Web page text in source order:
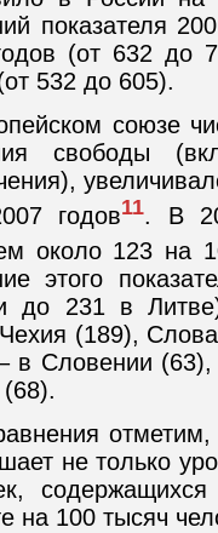
показателя
(от 632
532 до 605).
союзе
свободы
годов11. В
около 123 на
этого
до 231 в
(189),
в Словении
не только
на 100 тысяч